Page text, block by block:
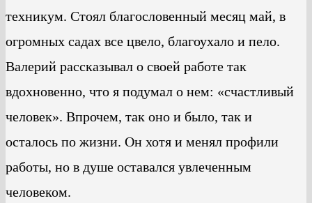
техникум. Стоял благословенный месяц май, в
огромных садах все цвело, благоухало и пело.
Валерий рассказывал о своей работе так
вдохновенно, что я подумал о нем: «счастливый
человек». Впрочем, так оно и было, так и
осталось по жизни. Он хотя и менял профили
работы, но в душе оставался увлеченным
человеком.